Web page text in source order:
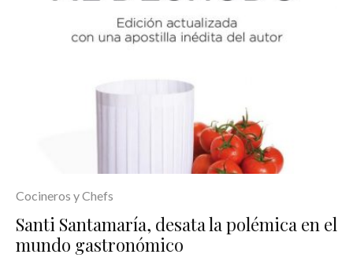
Cocineros y Chefs
Santi Santamaría, desata la polémica en el
mundo gastronómico